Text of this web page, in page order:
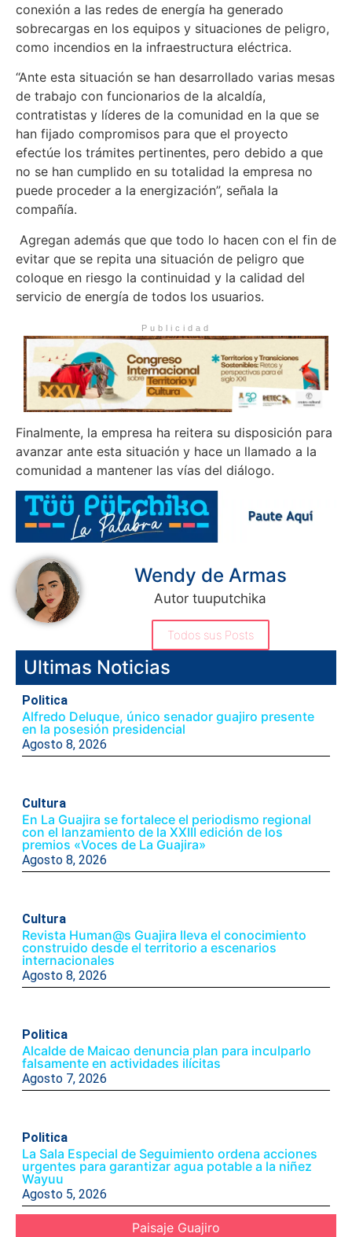
conexión a las redes de energía ha generado
sobrecargas en los equipos y situaciones de peligro,
como incendios en la infraestructura eléctrica.
“Ante esta situación se han desarrollado varias mesas
de trabajo con funcionarios de la alcaldía,
contratistas y líderes de la comunidad en la que se
han fijado compromisos para que el proyecto
efectúe los trámites pertinentes, pero debido a que
no se han cumplido en su totalidad la empresa no
puede proceder a la energización”, señala la
compañía.
Agregan además que que todo lo hacen con el fin de
evitar que se repita una situación de peligro que
coloque en riesgo la continuidad y la calidad del
servicio de energía de todos los usuarios.
Publicidad
Finalmente, la empresa ha reitera su disposición para
avanzar ante esta situación y hace un llamado a la
comunidad a mantener las vías del diálogo.
Wendy de Armas
Autor tuuputchika
Todos sus Posts
Ultimas Noticias
Politica
Alfredo Deluque, único senador guajiro presente
en la posesión presidencial
Agosto 8, 2026
Cultura
En La Guajira se fortalece el periodismo regional
con el lanzamiento de la XXIII edición de los
premios «Voces de La Guajira»
Agosto 8, 2026
Cultura
Revista Human@s Guajira lleva el conocimiento
construido desde el territorio a escenarios
internacionales
Agosto 8, 2026
Politica
Alcalde de Maicao denuncia plan para inculparlo
falsamente en actividades ilícitas
Agosto 7, 2026
Politica
La Sala Especial de Seguimiento ordena acciones
urgentes para garantizar agua potable a la niñez
Wayuu
Agosto 5, 2026
Paisaje Guajiro